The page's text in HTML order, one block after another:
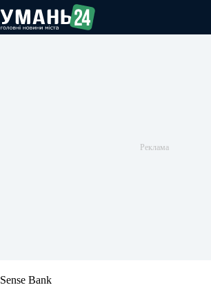
до
вмісту
Sense Bank